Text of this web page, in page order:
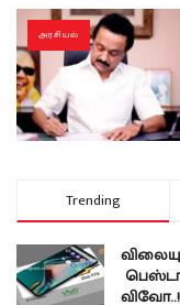
அரசியல்
Trending